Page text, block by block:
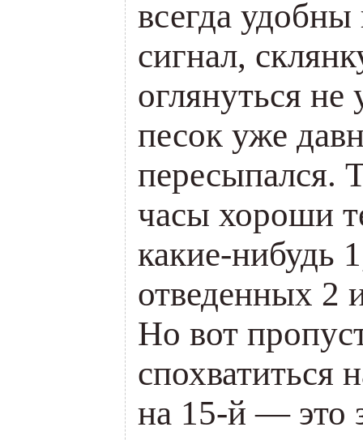
всегда
сигнал,
оглянуться не
песок уже
пересыпался.
часы хороши
какие-нибудь
отведенных 2
Но вот
спохватиться
на 15-й — это